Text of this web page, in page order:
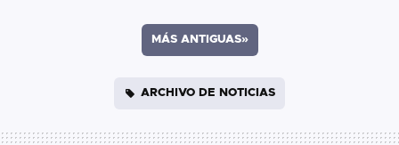
MÁS ANTIGUAS»
ARCHIVO DE NOTICIAS